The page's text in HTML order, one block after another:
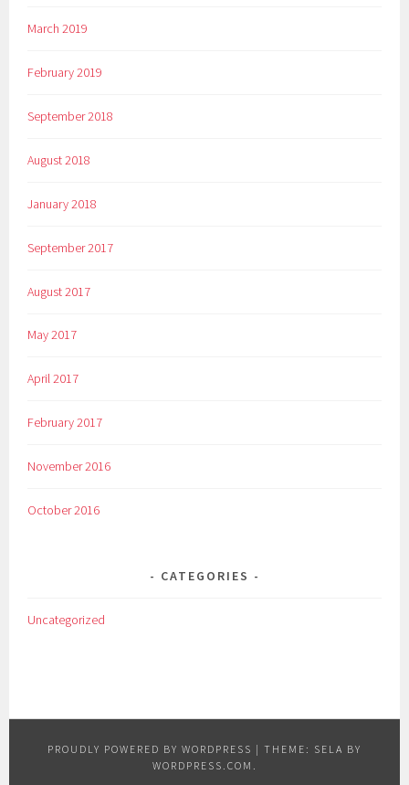
March 2019
February 2019
September 2018
August 2018
January 2018
September 2017
August 2017
May 2017
April 2017
February 2017
November 2016
October 2016
CATEGORIES
Uncategorized
PROUDLY POWERED BY WORDPRESS | THEME: SELA BY
WORDPRESS.COM .